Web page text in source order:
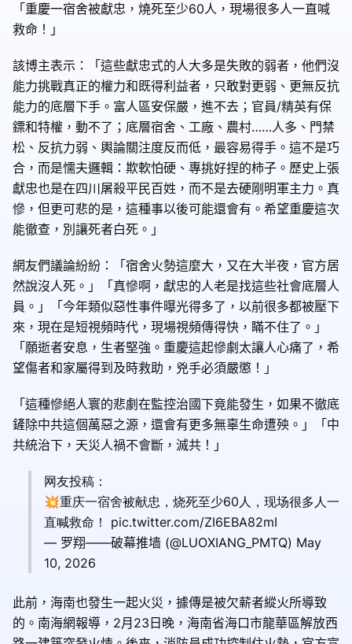
「重慶一宿舍被獻忠，燒死至少60人，現場很多人一直喊
救命！」
該博主表示：「這些獻忠式的人大多是失敗的弱者，他們沒
能力挑戰真正的權力和既得利益者，只敢對更弱、更無反抗
能力的底層下手。富人區安保嚴，進不去；官員/精英有保
鏢和特權，動不了；底層宿舍、工廠、農村……人多、門禁
松、反抗力弱、輿論關注度反而低，最容易得手。這不是巧
合，而是懦夫邏輯：欺軟怕硬、專挑好捏的柿子。歷史上張
獻忠也是在四川屠殺平民百姓，而不是去硬剛明軍主力。真
慘，但更可悲的是，這種事以後可能還會有。希望重慶這次
能徹查，別讓死者白死。」
網友們議論紛紛：「宿舍火勢這麼大，又在大半夜，官方居
然說沒人死。」「真慘啊，獻忠的人老是找這些社會底層人
員。」「今年類似惡性事件曝光得多了，以前很多都被壓下
來，現在是短視頻時代，現場視頻傳得快，瞞不住了。」
「願逝者安息，生者堅強。重慶這起慘劇太讓人心痛了，希
望傷者和家屬得到及時救助，兇手必須嚴懲！」
「這種慘絕人寰的悲劇在監控治國下竟能發生，如果不徹底
鏟除中共這個萬惡之源，還會有更多無辜生命遭殃。」「中
共統治下，天災人禍不會斷，滅共！」
网友投稿：
💥重庆一宿舍被献忠，烧死至少60人，现场很多人一
直喊救命！ pic.twitter.com/ZI6EBA82mI
— 罗翔——破幕推墙 (@LUOXIANG_PMTQ) May
10, 2026
此前，海南也發生一起火災，據傳是被欠薪者縱火所導致
的。南海網報導，2月23日晚，海南省海口市龍華區解放西